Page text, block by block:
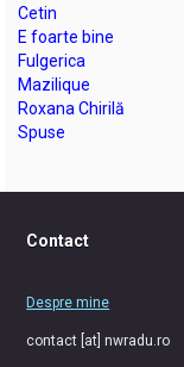
Cetin
E foarte bine
Fulgerica
Mazilique
Roxana Chirilă
Spuse
Contact
Despre mine
contact [at] nwradu.ro